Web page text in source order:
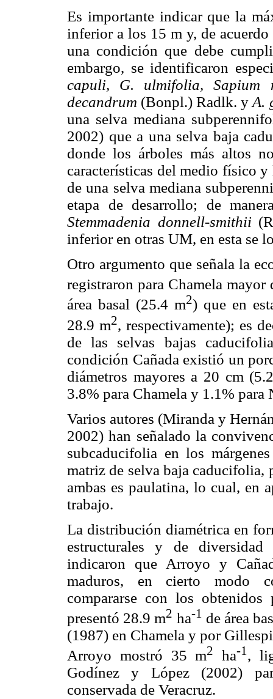
Es importante indicar que la
inferior a los 15 m y, de
una condición que debe
embargo, se identificaron
capuli, G. ulmifolia, Sapium
decandrum (Bonpl.) Radlk. yA.
una selva mediana
2002) que a una selva baja
donde los árboles más altos
características del medio físico
de una selva mediana
etapa de desarrollo; de
Stemmadenia donnell-smithii
inferior en otras UM, en esta se
Otro argumento que señala la
registraron para Chamela
área basal (25.4 m2) que en
28.9 m2, respectivamente); es
de las selvas bajas
condición Cañada existió un
diámetros mayores a 20 cm
3.8% para Chamela y 1.1%
Varios autores (Miranda y
2002) han señalado la
subcaducifolia en los
matriz de selva baja caducifolia,
ambas es paulatina, lo cual, en
trabajo.
La distribución diamétrica en
estructurales y de
indicaron que Arroyo y
maduros, en cierto modo
compararse con los
presentó 28.9 m2 ha-1 de área
(1987) en Chamela y por
Arroyo mostró 35 m2 ha-1 ,
Godínez y López (2002)
conservada de Veracruz.